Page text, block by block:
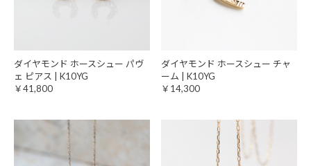
ダイヤモンド ホースシュー パヴ
ェ ピアス | K10YG
￥41,800
ダイヤモンド ホースシュー チャ
ーム | K10YG
￥14,300